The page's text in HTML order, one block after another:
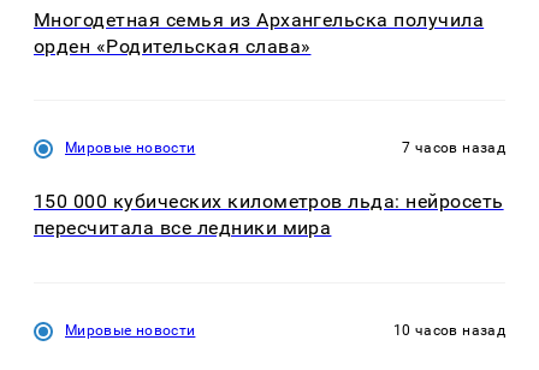
Многодетная семья из Архангельска получила
орден «Родительская слава»
Мировые новости 7 часов назад
150 000 кубических километров льда: нейросеть
пересчитала все ледники мира
Мировые новости 10 часов назад